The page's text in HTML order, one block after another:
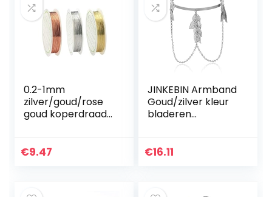
0.2-1mm
zilver/goud/rose
goud koperdraad
Colorfast Koord
€9.47
JINKEBIN Armband
Goud/zilver kleur
bladeren
vrouwen liefde
€16.11